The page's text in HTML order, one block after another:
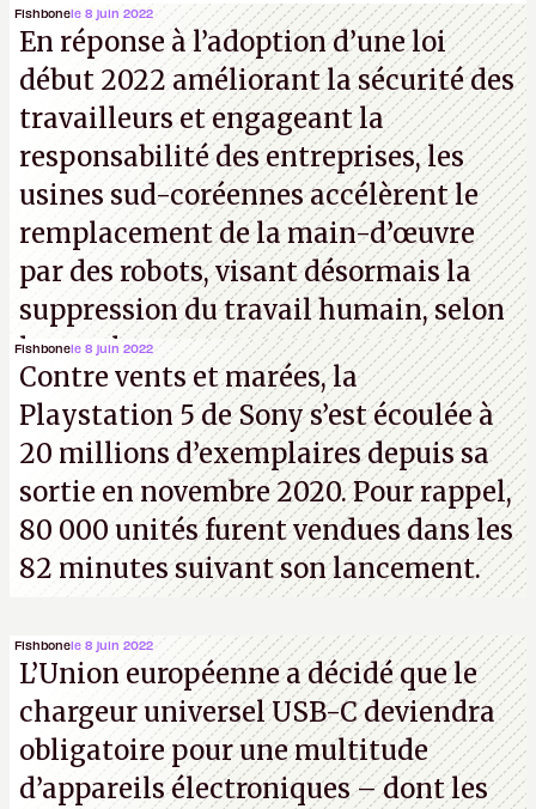
au téléchargement. Vous pouvez encore en voir
quelques bribes surcette vidéo YouTube.A.
Fishbonele 8 juin 2022
En réponse à l’adoption d’une loi
début 2022 améliorant la sécurité des
travailleurs et engageant la
responsabilité des entreprises, les
usines sud-coréennes accélèrent le
remplacement de la main-d’œuvre
par des robots, visant désormais la
suppression du travail humain, selon
les analystes.
Fishbonele 8 juin 2022
Contre vents et marées, la
Playstation 5 de Sony s’est écoulée à
20 millions d’exemplaires depuis sa
sortie en novembre 2020. Pour rappel,
80 000 unités furent vendues dans les
82 minutes suivant son lancement.
Fishbonele 8 juin 2022
L’Union européenne a décidé que le
chargeur universel USB-C deviendra
obligatoire pour une multitude
d’appareils électroniques – dont les